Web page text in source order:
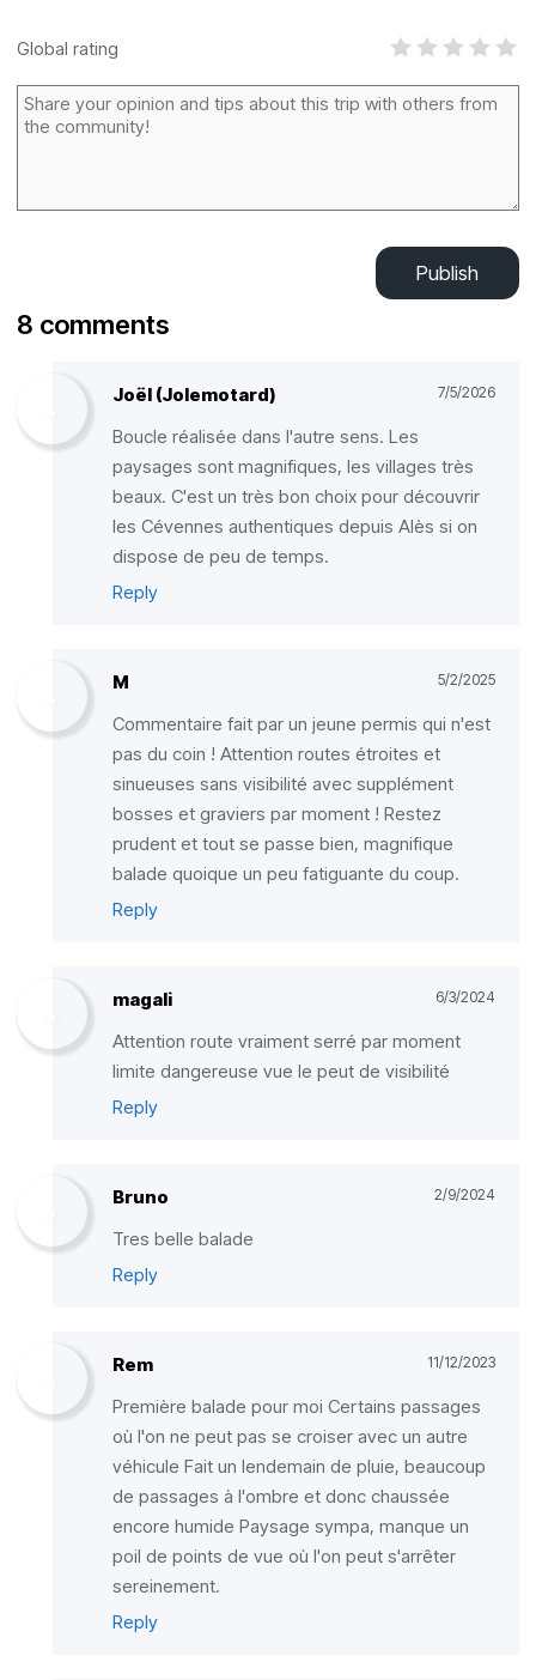
Global rating
Publish
8 comments
Joël (Jolemotard) 7/5/2026
Boucle réalisée dans l'autre sens. Les
paysages sont magnifiques, les villages très
beaux. C'est un très bon choix pour découvrir
les Cévennes authentiques depuis Alès si on
dispose de peu de temps.
Reply
M 5/2/2025
Commentaire fait par un jeune permis qui n'est
pas du coin ! Attention routes étroites et
sinueuses sans visibilité avec supplément
bosses et graviers par moment ! Restez
prudent et tout se passe bien, magnifique
balade quoique un peu fatiguante du coup.
Reply
magali 6/3/2024
Attention route vraiment serré par moment
limite dangereuse vue le peut de visibilité
Reply
Bruno 2/9/2024
Tres belle balade
Reply
Rem 11/12/2023
Première balade pour moi Certains passages
où l'on ne peut pas se croiser avec un autre
véhicule Fait un lendemain de pluie, beaucoup
de passages à l'ombre et donc chaussée
encore humide Paysage sympa, manque un
poil de points de vue où l'on peut s'arrêter
sereinement.
Reply